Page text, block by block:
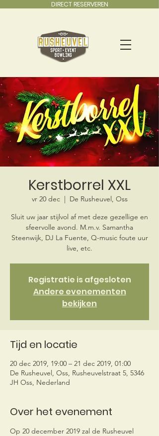
DIRECT RESERVEREN
Kerstborrel XXL
vr 20 dec
  |
De Rusheuvel, Oss
Sluit uw jaar stijlvol af met deze gezellige en
sfeervolle avond. M.m.v. Samantha
Steenwijk, DJ La Fuente, Q-music foute uur
live, etc.
Registratie is afgesloten
Andere evenementen
bekijken
Tijd en locatie
20 dec 2019, 19:00 – 21 dec 2019, 01:00
De Rusheuvel, Oss, Rusheuvelstraat 5, 5346
JH Oss, Nederland
Over het evenement
Op 20 december 2019 zal de Rusheuvel